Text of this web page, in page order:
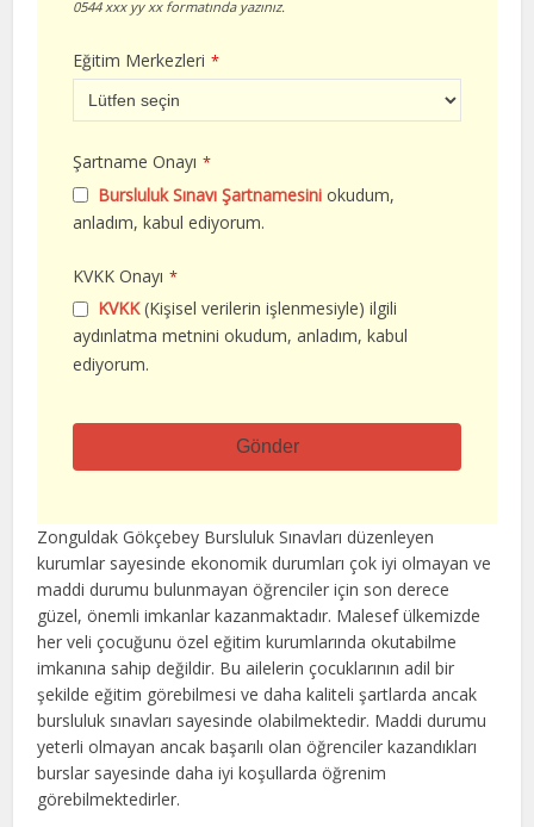
0544 xxx yy xx formatında yazınız.
Eğitim Merkezleri *
Şartname Onayı *
Bursluluk Sınavı Şartnamesini okudum,
anladım, kabul ediyorum.
KVKK Onayı *
KVKK(Kişisel verilerin işlenmesiyle) ilgili
aydınlatma metnini okudum, anladım, kabul
ediyorum.
Gönder
alan
boş
bırakılmalıdır
Zonguldak Gökçebey Bursluluk Sınavları düzenleyen
kurumlar sayesinde ekonomik durumları çok iyi olmayan ve
maddi durumu bulunmayan öğrenciler için son derece
güzel, önemli imkanlar kazanmaktadır. Malesef ülkemizde
her veli çocuğunu özel eğitim kurumlarında okutabilme
imkanına sahip değildir. Bu ailelerin çocuklarının adil bir
şekilde eğitim görebilmesi ve daha kaliteli şartlarda ancak
bursluluk sınavları sayesinde olabilmektedir. Maddi durumu
yeterli olmayan ancak başarılı olan öğrenciler kazandıkları
burslar sayesinde daha iyi koşullarda öğrenim
görebilmektedirler.